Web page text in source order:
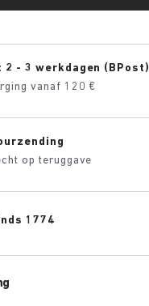
2 - 3 werkdagen (BPost)
vanaf 120 €
op teruggave
1774